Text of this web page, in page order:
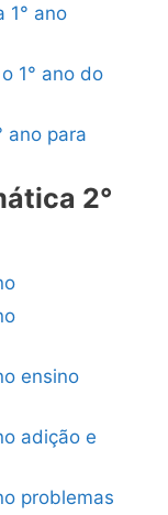
1° ano
1° ano do
ano para
2°
ensino
adição e
problemas